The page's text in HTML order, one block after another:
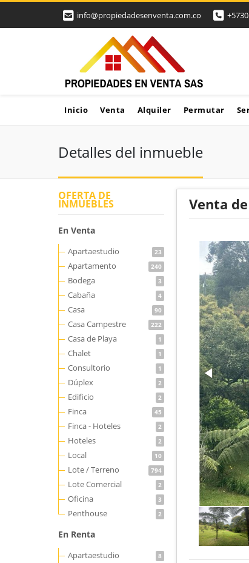
info@propiedadesenventa.com.co
Inicio Venta Alquiler Permutar
Detalles del inmueble
OFERTA DE
INMUEBLES
En Venta
Apartaestudio 23
Apartamento 240
Bodega 3
Cabaña 4
Casa 90
Casa Campestre 222
Casa de Playa 1
Chalet 1
Consultorio 1
Dúplex 2
Edificio 2
Finca 45
Finca - Hoteles 2
Hoteles 2
Local 10
Lote / Terreno 794
Lote Comercial 2
Oficina 3
Penthouse 2
En Renta
Apartaestudio 8
Venta